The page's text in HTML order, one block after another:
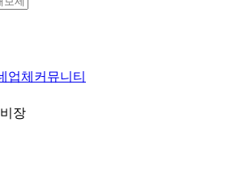
업체 커뮤니티
장